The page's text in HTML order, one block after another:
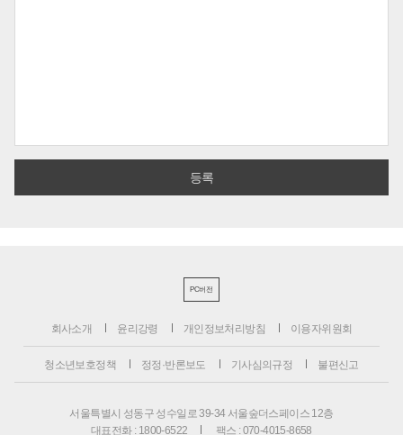
PC버전
회사소개 윤리강령 개인정보처리방침 이용자위원회
청소년보호정책 정정·반론보도 기사심의규정 불편신고
서울특별시 성동구 성수일로 39-34 서울숲더스페이스 12층
대표전화 : 1800-6522
팩스 : 070-4015-8658